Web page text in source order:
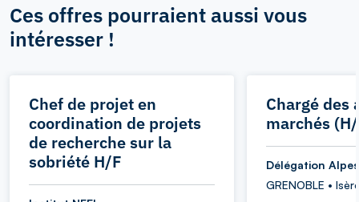
Ces offres pourraient aussi vous
intéresser !
Chef de projet en
coordination de projets
de recherche sur la
sobriété H/F
Chargé des
marchés
Délégation Alpes
GRENOBLE •